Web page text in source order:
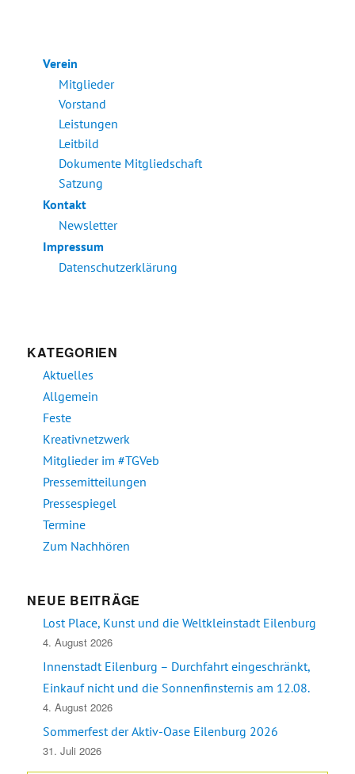
Verein
Mitglieder
Vorstand
Leistungen
Leitbild
Dokumente Mitgliedschaft
Satzung
Kontakt
Newsletter
Impressum
Datenschutzerklärung
KATEGORIEN
Aktuelles
Allgemein
Feste
Kreativnetzwerk
Mitglieder im #TGVeb
Pressemitteilungen
Pressespiegel
Termine
Zum Nachhören
NEUE BEITRÄGE
Lost Place, Kunst und die Weltkleinstadt Eilenburg
4. August 2026
Innenstadt Eilenburg – Durchfahrt eingeschränkt,
Einkauf nicht und die Sonnenfinsternis am 12.08.
4. August 2026
Sommerfest der Aktiv-Oase Eilenburg 2026
31. Juli 2026